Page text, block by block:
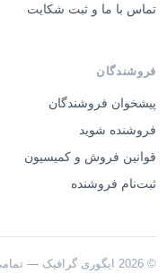
تماس با ما و ثبت شکایت
فروشندگان
پیشخوان فروشندگان
فروشنده شوید
قوانین فروش و کمیسیون
ثبت‌نام فروشنده
© 2026 ایگوری گرافیک — تمامی حقوق محفوظ است.